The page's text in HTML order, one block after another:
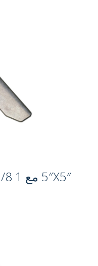
5″X5″ مع 1 5/8″ فتحه – طقم كامل